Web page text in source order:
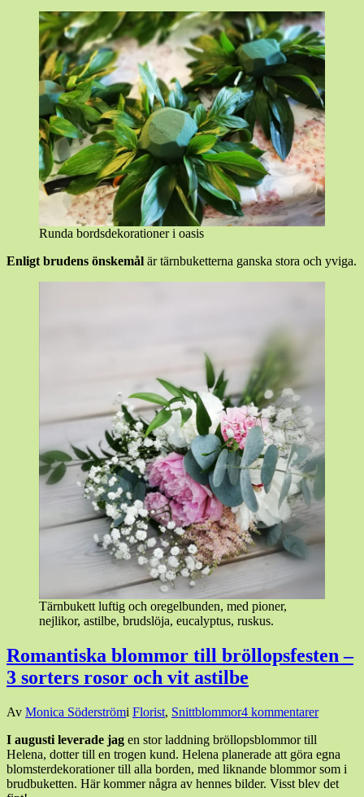
Runda bordsdekorationer i oasis
Enligt brudens önskemål är tärnbuketterna ganska stora och yviga.
Tärnbukett luftig och oregelbunden, med pioner,
nejlikor, astilbe, brudslöja, eucalyptus, ruskus.
Romantiska blommor till bröllopsfesten –
3 sorters rosor och vit astilbe
Den
november,
20186
november,
2018
Av Monica Söderströmi Florist, Snittblommor4 kommentarer
I augusti leverade jag en stor laddning bröllopsblommor till
Helena, dotter till en trogen kund. Helena planerade att göra egna
blomsterdekorationer till alla borden, med liknande blommor som i
brudbuketten. Här kommer några av hennes bilder. Visst blev det